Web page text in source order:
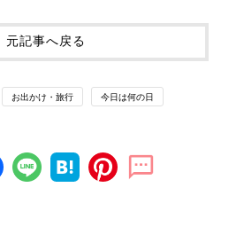
元記事へ戻る
お出かけ・旅行 今日は何の日